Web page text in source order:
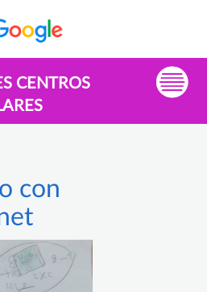
CENTROS
con